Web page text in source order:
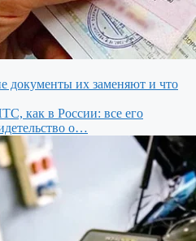
документы их заменяют и что
как в России: все его
о…